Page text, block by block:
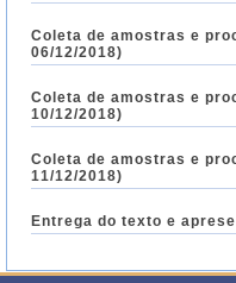
Coleta de amostras e
06/12/2018)
Coleta de amostras e
10/12/2018)
Coleta de amostras e
11/12/2018)
Entrega do texto e